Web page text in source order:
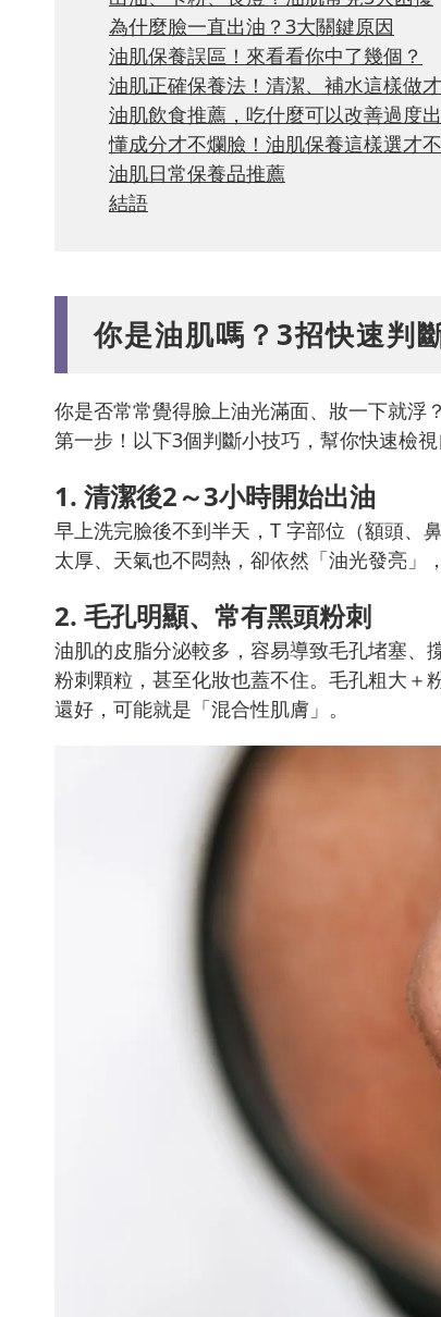
為什麼臉一直出油？3大關鍵原因
油肌保養誤區！來看看你中了幾個？
油肌正確保養法！清潔、補水這樣做
油肌飲食推薦，吃什麼可以改善過度
懂成分才不爛臉！油肌保養這樣選才
油肌日常保養品推薦
結語
你是油肌嗎？3招快速判
你是否常常覺得臉上油光滿面、妝一下就浮
第一步！以下3個判斷小技巧，幫你快速檢
1. 清潔後2～3小時開始出油
早上洗完臉後不到半天，T 字部位（額頭、
太厚、天氣也不悶熱，卻依然「油光發亮」
2. 毛孔明顯、常有黑頭粉刺
油肌的皮脂分泌較多，容易導致毛孔堵塞、
粉刺顆粒，甚至化妝也蓋不住。毛孔粗大＋
還好，可能就是「混合性肌膚」。